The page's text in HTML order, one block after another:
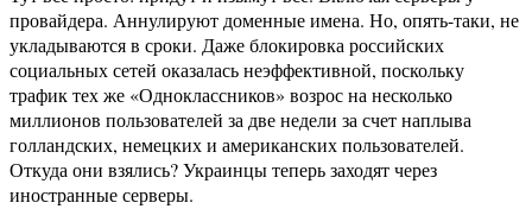
провайдера. Аннулируют доменные имена. Но, опять-таки, не
укладываются в сроки. Даже блокировка российских
социальных сетей оказалась неэффективной, поскольку
трафик тех же «Одноклассников» возрос на несколько
миллионов пользователей за две недели за счет наплыва
голландских, немецких и американских пользователей.
Откуда они взялись? Украинцы теперь заходят через
иностранные серверы.